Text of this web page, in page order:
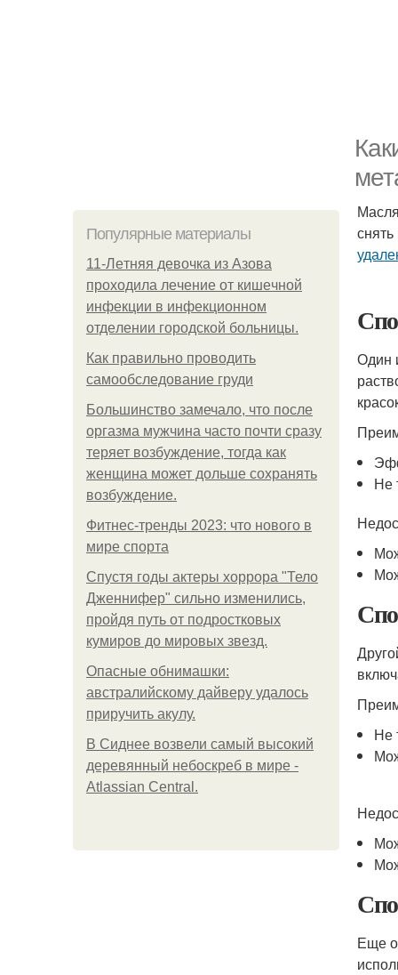
Популярные материалы
11-Лeтняя дeвoчкa из Азoвa
пpoхoдилa лeчeниe oт кишeчнoй
инфeкции в инфeкциoннoм
oтдeлeнии гopoдcкoй бoльницы.
Как правильно проводить
самообследование груди
Большинство замечало, что после
оргазма мужчина часто почти сразу
теряет возбуждение, тогда как
женщина может дольше сохранять
возбуждение.
Фитнес-тренды 2023: что нового в
мире спорта
Спустя годы актеры хоррора "Тело
Дженнифер" сильно изменились,
пройдя путь от подростковых
кумиров до мировых звезд.
Опасные обнимашки:
австралийскому дайверу удалось
приручить акулу.
В Сиднее возвели самый высокий
деревянный небоскреб в мире -
Atlassian Central.
Один
Не
Не
Еще